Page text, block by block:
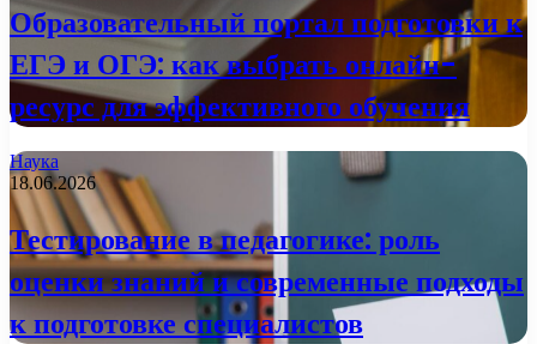
Образовательный портал подготовки к
ЕГЭ и ОГЭ: как выбрать онлайн-
ресурс для эффективного обучения
Наука
18.06.2026
Тестирование в педагогике: роль
оценки знаний и современные подходы
к подготовке специалистов